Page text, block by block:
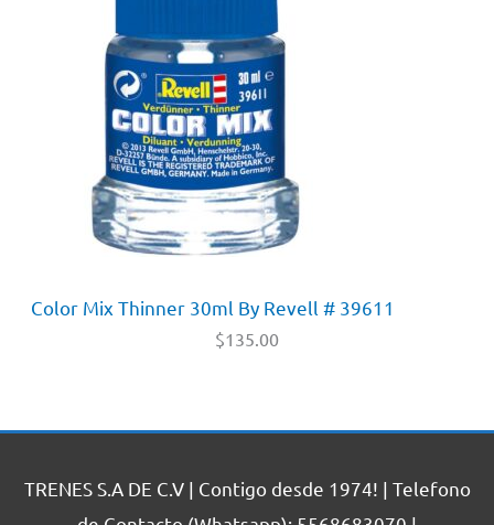
Color Mix Thinner 30ml By Revell # 39611
$135.00
TRENES S.A DE C.V | Contigo desde 1974! | Telefono